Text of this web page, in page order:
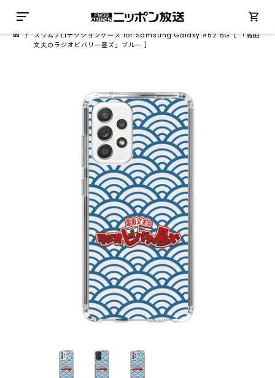
/スリムプロテクションケース for Samsung Galaxy A52 5G［ 「高田
文夫のラジオビバリー昼ズ」ブルー ］